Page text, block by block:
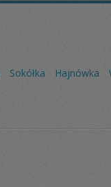
Sokółka Hajnówka